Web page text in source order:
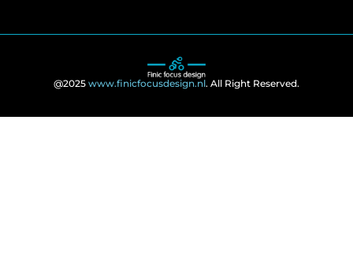
@2025 www.finicfocusdesign.nl. All Right Reserved.